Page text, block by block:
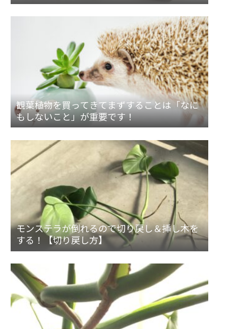
観葉植物を買ってきてまずすることは「なに
もしないこと」が重要です！
モンステラが倒れるので切り戻し＆挿し木を
する！【切り戻し方】